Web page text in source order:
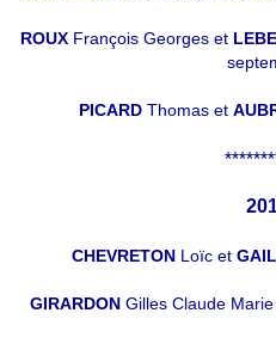
ROUX François Georges et
PICARD Thomas et
CHEVRETON Loïc et
GIRARDON Gilles Claude